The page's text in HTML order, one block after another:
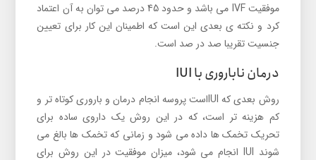
موفقیت IVF می باشد و حدود 45 درصد می توان به آن اعتماد
کرد و نکته ی بعدی این است که اطمینان این کار برای تعیین
جنسیت تقریبا صد در صد است.
درمان ناباروری با IUI
روش بعدی که IUIاست پروسه انجام درمان و باروری کوتاه تر و
کم هزینه تر است، که در این روش یک داروی ساده برای
تحریک تخمک ها داده می شود و زمانی که تخمک ها بالغ می
شوند IUI انجام می شود، میزان موفقیت در این روش برای